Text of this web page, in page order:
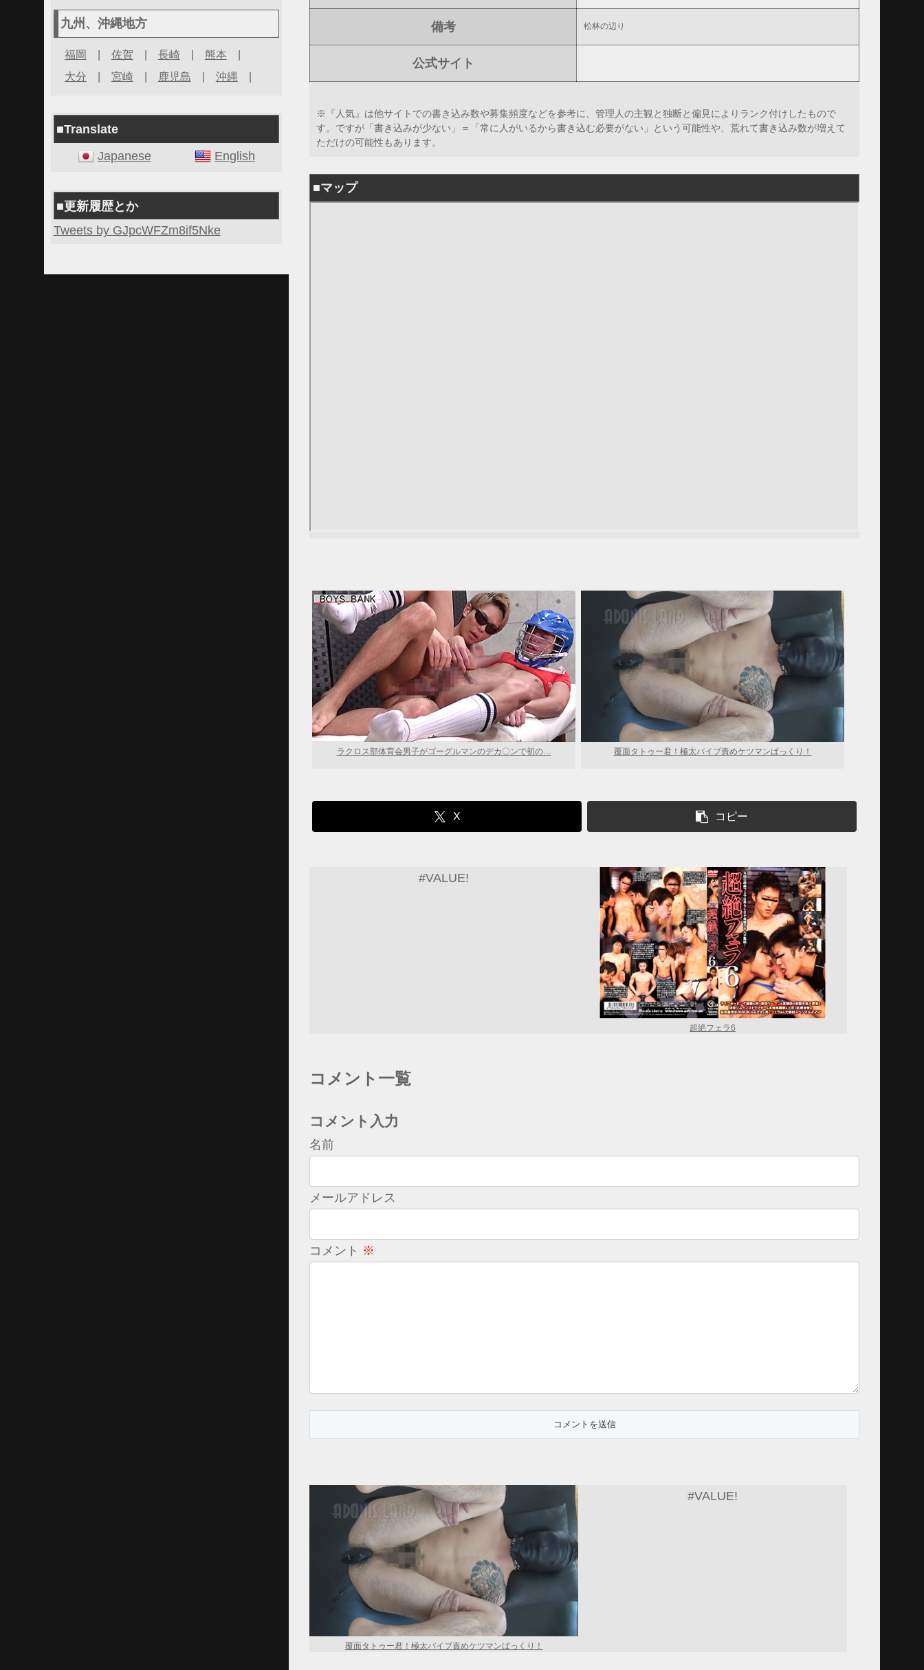
備考 松林の辺り
公式サイト
※『人気』は他サイトでの書き込み数や募集頻度などを参考に、管理人の主観と独断と偏見によりランク付けしたもので
す。ですが「書き込みが少ない」＝「常に人がいるから書き込む必要がない」という可能性や、荒れて書き込み数が増えて
ただけの可能性もあります。
■マップ
ラクロス部体育会男子がゴーグルマンのデカ〇ンで初の… 覆面タトゥー君！極太バイブ責めケツマンぱっくり！
X コピー
#VALUE!
超絶フェラ6
コメント一覧
コメント入力
名前
メールアドレス
コメント ※
覆面タトゥー君！極太バイブ責めケツマンぱっくり！
#VALUE!
九州、沖縄地方
福岡 | 佐賀 | 長崎| 熊本 |
大分 | 宮崎| 鹿児島 | 沖縄 |
■Translate
Japanese
English
■更新履歴とか
Tweets by GJpcWFZm8if5Nke